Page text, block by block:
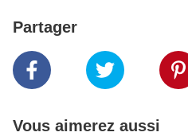
Partager
Vous aimerez aussi